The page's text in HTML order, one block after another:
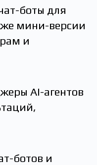
боты для
мини-версии
и
AI-агентов
ботов и